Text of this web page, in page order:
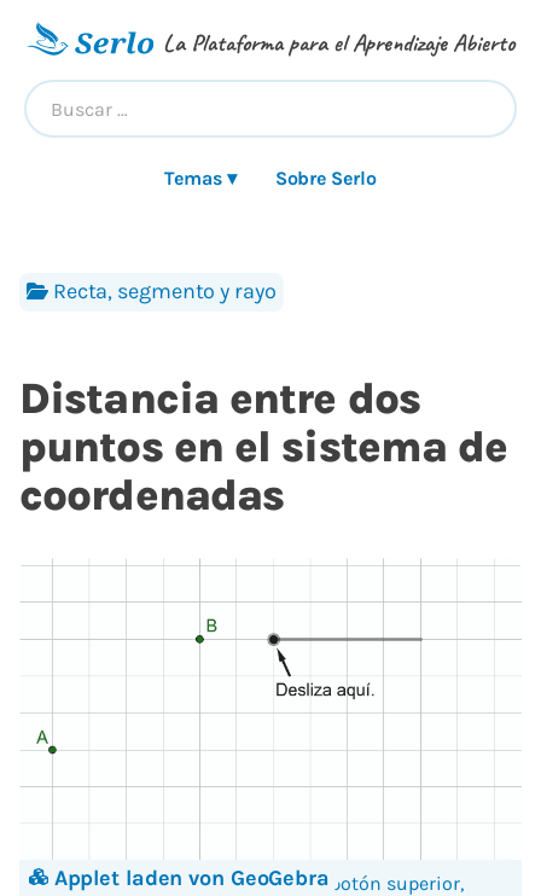
La Plataforma para el Aprendizaje Abierto
Temas ▾ Sobre Serlo
Recta, segmento y rayo
Distancia entre dos
puntos en el sistema de
coordenadas
Applet laden von GeoGebra
Al hacer clic en la imagen o en el botón superior,